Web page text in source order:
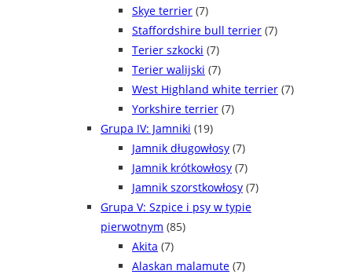
Skye terrier (7)
Staffordshire bull terrier (7)
Terier szkocki (7)
Terier walijski (7)
West Highland white terrier (7)
Yorkshire terrier (7)
Grupa IV: Jamniki (19)
Jamnik długowłosy (7)
Jamnik krótkowłosy (7)
Jamnik szorstkowłosy (7)
Grupa V: Szpice i psy w typie
pierwotnym (85)
Akita (7)
Alaskan malamute (7)